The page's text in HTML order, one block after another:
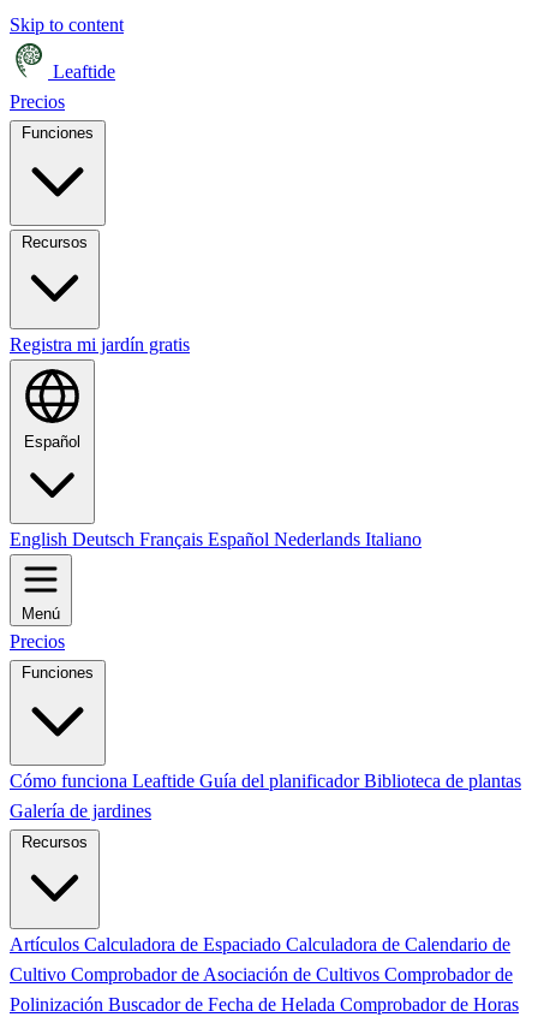
Skip to content
Leaftide
Precios
Registra mi jardín gratis
Español
English Deutsch Français Español Nederlands Italiano
Menú
Precios
Funciones
Cómo funciona Leaftide Guía del planificadorBiblioteca de plantas
Galería de jardines
Recursos
Artículos Calculadora de Espaciado Calculadora de Calendario de
Cultivo Comprobador de Asociación de Cultivos Comprobador de
Polinización Buscador de Fecha de Helada Comprobador de Horas